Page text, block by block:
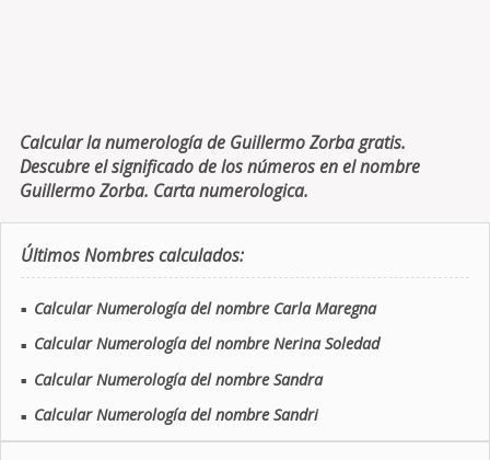
Calcular la numerología de Guillermo Zorba gratis.
Descubre el significado de los números en el nombre
Guillermo Zorba. Carta numerologica.
Últimos Nombres calculados:
■ Calcular Numerología del nombre Carla Maregna
■ Calcular Numerología del nombre Nerina Soledad
■ Calcular Numerología del nombre Sandra
■ Calcular Numerología del nombre Sandri